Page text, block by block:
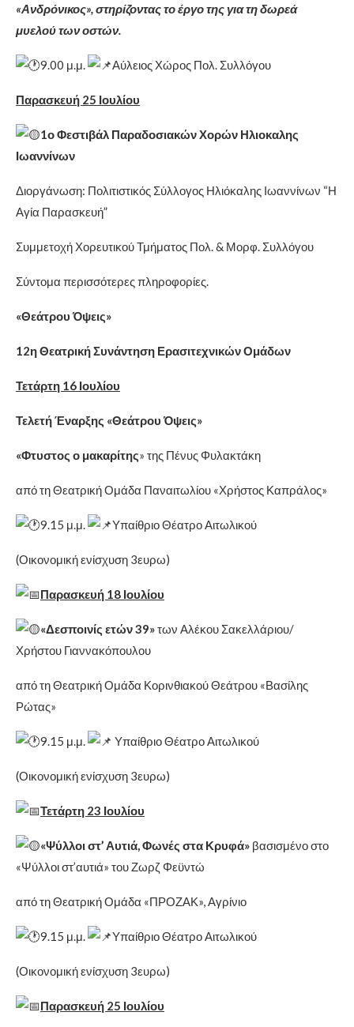
«Ανδρόνικος», στηρίζοντας το έργο της για τη δωρεά
μυελού των οστών.
9.00 μ.μ. Αύλειος Χώρος Πολ. Συλλόγου
Παρασκευή 25 Ιουλίου
1ο Φεστιβάλ Παραδοσιακών Χορών Ηλιοκαλης
Ιωαννίνων
Διοργάνωση: Πολιτιστικός Σύλλογος Ηλιόκαλης Ιωαννίνων “Η
Αγία Παρασκευή”
Συμμετοχή Χορευτικού Τμήματος Πολ. & Μορφ. Συλλόγου
Σύντομα περισσότερες πληροφορίες.
«Θεάτρου Όψεις»
12η Θεατρική Συνάντηση Ερασιτεχνικών Ομάδων
Τετάρτη 16 Ιουλίου
Τελετή Έναρξης «Θεάτρου Όψεις»
«Φτυστος ο μακαρίτης» της Πένυς Φυλακτάκη
από τη Θεατρική Ομάδα Παναιτωλίου «Χρήστος Καπράλος»
9.15 μ.μ. Υπαίθριο Θέατρο Αιτωλικού
(Οικονομική ενίσχυση 3ευρω)
Παρασκευή 18 Ιουλίου
«Δεσποινίς ετών 39»των Αλέκου Σακελλάριου/
Χρήστου Γιαννακόπουλου
από τη Θεατρική Ομάδα Κορινθιακού Θεάτρου «Βασίλης
Ρώτας»
9.15 μ.μ. Υπαίθριο Θέατρο Αιτωλικού
(Οικονομική ενίσχυση 3ευρω)
Τετάρτη 23 Ιουλίου
«Ψύλλοι στ’ Αυτιά, Φωνές στα Κρυφά» βασισμένο στο
«Ψύλλοι στ’αυτιά» του Ζωρζ Φεϋντώ
από τη Θεατρική Ομάδα «ΠΡΟΖΑΚ», Αγρίνιο
9.15 μ.μ. Υπαίθριο Θέατρο Αιτωλικού
(Οικονομική ενίσχυση 3ευρω)
Παρασκευή 25 Ιουλίου